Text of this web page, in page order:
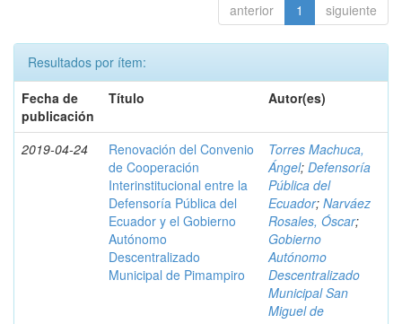
anterior 1 siguiente
Resultados por ítem:
Fecha de
publicación
Título Autor(es)
2019-04-24
Renovación del Convenio
de Cooperación
Interinstitucional entre la
Defensoría Pública del
Ecuador y el Gobierno
Autónomo
Descentralizado
Municipal de Pimampiro
Torres Machuca,
Ángel; Defensoría
Pública del
Ecuador; Narváez
Rosales, Óscar;
Gobierno
Autónomo
Descentralizado
Municipal San
Miguel de